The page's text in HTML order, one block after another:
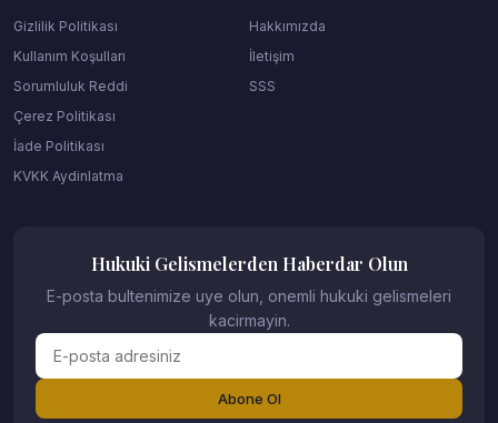
Gizlilik Politikası
Kullanım Koşulları
Sorumluluk Reddi
Çerez Politikası
İade Politikası
KVKK Aydinlatma
Hakkımızda
İletişim
SSS
Hukuki Gelismelerden Haberdar Olun
E-posta bultenimize uye olun, onemli hukuki gelismeleri
kacirmayin.
Abone Ol